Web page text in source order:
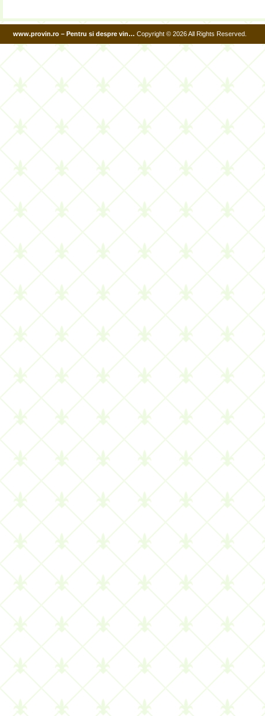
www.provin.ro – Pentru si despre vin… Copyright © 2026 All Rights Reserved.